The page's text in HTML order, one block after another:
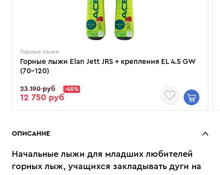
Горные лыжи
Горные лыжи Elan Jett JRS + крепления EL 4.5 GW
(70–120)
23 190 руб -45%
12 750 руб
ОПИСАНИЕ
Начальные лыжи для младших любителей
горных лыж, учащихся закладывать дуги на